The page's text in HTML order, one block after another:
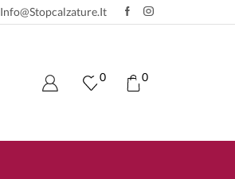
Info@stopcalzature.it
0 0